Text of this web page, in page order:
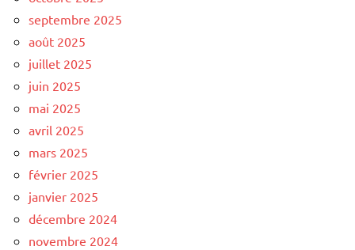
septembre 2025
août 2025
juillet 2025
juin 2025
mai 2025
avril 2025
mars 2025
février 2025
janvier 2025
décembre 2024
novembre 2024